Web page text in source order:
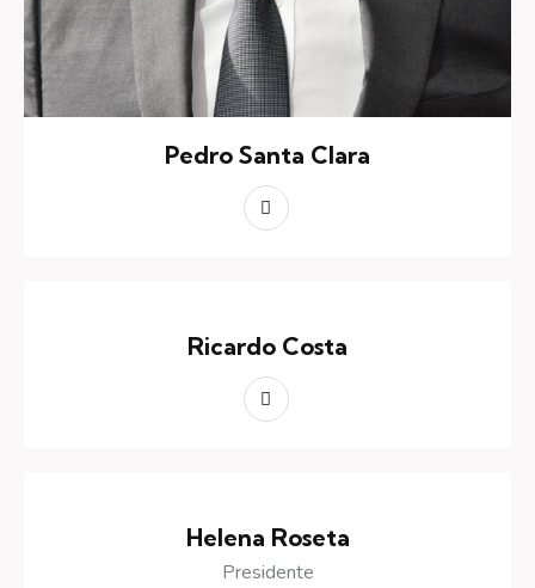
Pedro Santa Clara
Ricardo Costa
Helena Roseta
Presidente